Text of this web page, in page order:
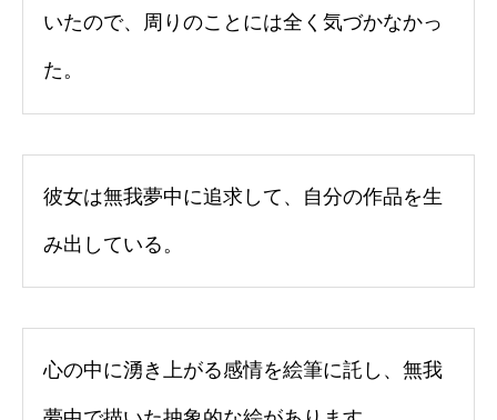
いたので、周りのことには全く気づかなかっ
た。
彼女は無我夢中に追求して、自分の作品を生
み出している。
心の中に湧き上がる感情を絵筆に託し、無我